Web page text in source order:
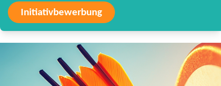
Initiativbewerbung